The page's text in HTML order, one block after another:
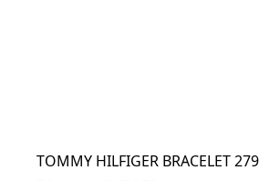
TOMMY HILFIGER BRACELET